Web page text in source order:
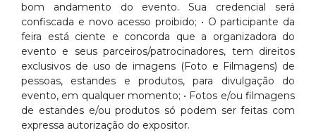
bom andamento do evento. Sua credencial será
confiscada e novo acesso proibido; • O participante da
feira está ciente e concorda que a organizadora do
evento e seus parceiros/patrocinadores, tem direitos
exclusivos de uso de imagens (Foto e Filmagens) de
pessoas, estandes e produtos, para divulgação do
evento, em qualquer momento; • Fotos e/ou filmagens
de estandes e/ou produtos só podem ser feitas com
expressa autorização do expositor.